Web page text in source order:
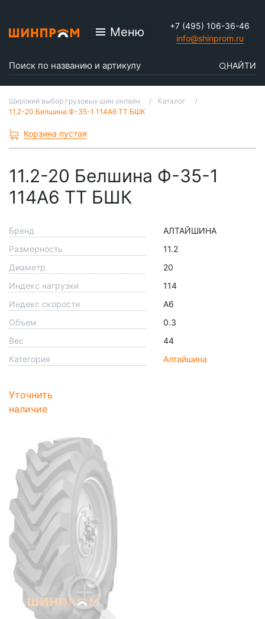
Меню
+7 (495) 106-36-46
info@shinprom.ru
НАЙТИ
Широкий выбор грузовых шин онлайн
Каталог
11.2-20 Белшина Ф-35-1 114А6 ТТ БШК
Корзина пустая
11.2-20 Белшина Ф-35-1
114А6 ТТ БШК
Бренд
АЛТАЙШИНА
Размерность
11.2
Диаметр
20
Индекс нагрузки
114
Индекс скорости
A6
Объем
0.3
Вес
44
Категория
Алтайшина
Уточнить
наличие